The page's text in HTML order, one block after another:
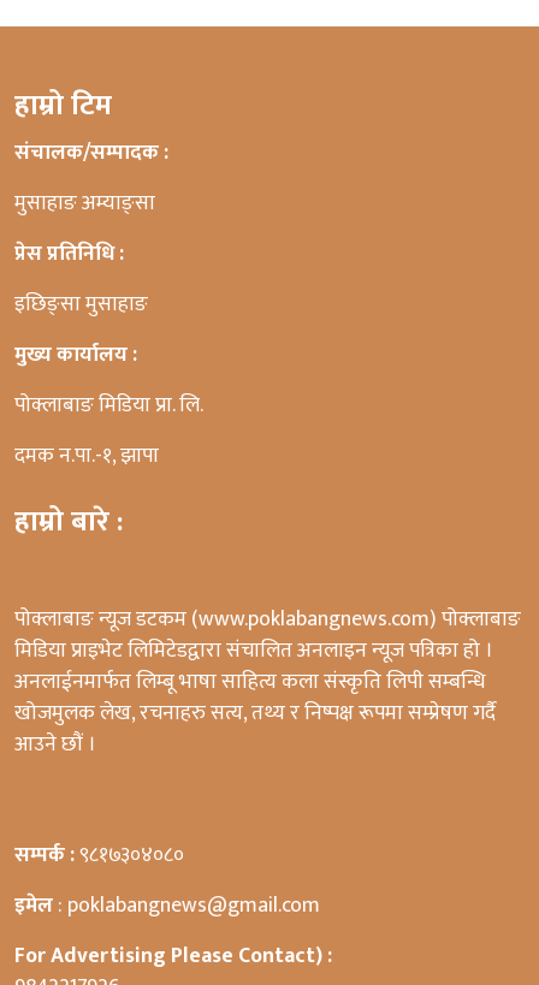
हाम्रो टिम
संचालक/सम्पादक :
मुसाहाङ अम्याङ्सा
प्रेस प्रतिनिधि :
इछिङ्सा मुसाहाङ
मुख्य कार्यालय :
पोक्लाबाङ मिडिया प्रा. लि.
दमक न.पा.-१, झापा
हाम्रो बारे :
पोक्लाबाङ न्यूज डटकम (www.poklabangnews.com) पोक्लाबाङ
मिडिया प्राइभेट लिमिटेडद्वारा संचालित अनलाइन न्यूज पत्रिका हो ।
अनलाईनमार्फत लिम्बू भाषा साहित्य कला संस्कृति लिपी सम्बन्धि
खोजमुलक लेख, रचनाहरु सत्य, तथ्य र निष्पक्ष रूपमा सम्प्रेषण गर्दै
आउने छौं ।
सम्पर्क :९८१७३०४०८०
इमेल: poklabangnews@gmail.com
For Advertising Please Contact) :